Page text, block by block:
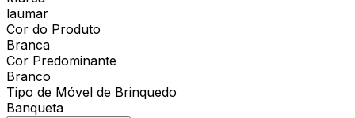
laumar
Cor do Produto
Branca
Cor Predominante
Branco
Tipo de Móvel de Brinquedo
Banqueta